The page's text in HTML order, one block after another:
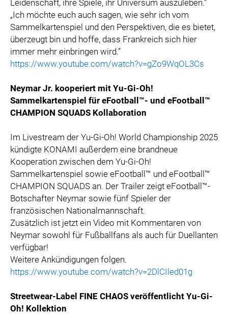
Leidenschaft, ihre Spiele, ihr Universum auszuleben.”
„Ich möchte euch auch sagen, wie sehr ich vom
Sammelkartenspiel und den Perspektiven, die es bietet,
überzeugt bin und hoffe, dass Frankreich sich hier
immer mehr einbringen wird.”
https://www.youtube.com/watch?v=gZo9WqOL3Cs
Neymar Jr. kooperiert mit Yu-Gi-Oh!
Sammelkartenspiel für eFootball™- und eFootball™
CHAMPION SQUADS Kollaboration
Im Livestream der Yu-Gi-Oh! World Championship 2025
kündigte KONAMI außerdem eine brandneue
Kooperation zwischen dem Yu-Gi-Oh!
Sammelkartenspiel sowie eFootball™ und eFootball™
CHAMPION SQUADS an. Der Trailer zeigt eFootball™-
Botschafter Neymar sowie fünf Spieler der
französischen Nationalmannschaft.
Zusätzlich ist jetzt ein Video mit Kommentaren von
Neymar sowohl für Fußballfans als auch für Duellanten
verfügbar!
Weitere Ankündigungen folgen.
https://www.youtube.com/watch?v=2DlCIled01g
Streetwear-Label FINE CHAOS veröffentlicht Yu-Gi-
Oh! Kollektion